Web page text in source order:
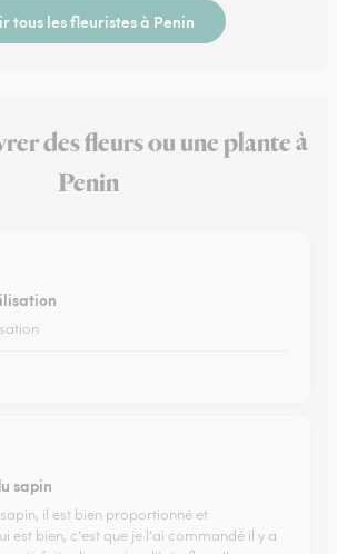
tous les fleuristes à Penin
des fleurs ou une plante à
Penin
sapin
il est bien proportionné et
est bien, c'est que je l'ai commandé il y a